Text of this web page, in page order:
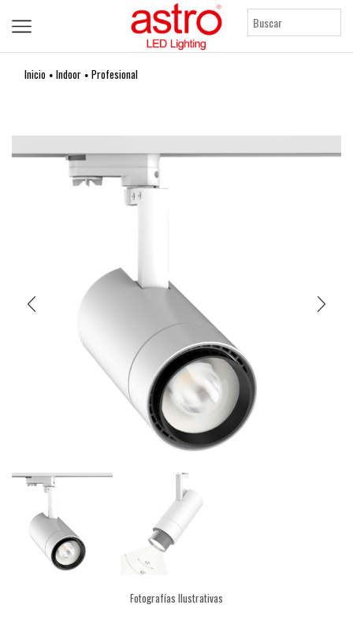
Inicio • Indoor • Profesional
Fotografías Ilustrativas